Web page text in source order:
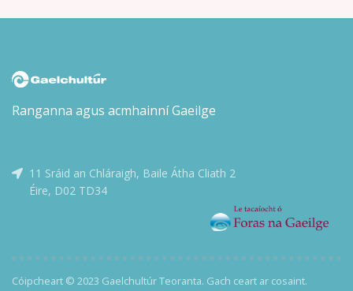
Ranganna agus acmhainní Gaeilge
11 Sráid an Chláraigh, Baile Átha Cliath 2
Éire, D02 TD34
Cóipcheart © 2023 Gaelchultúr Teoranta. Gach ceart ar cosaint.